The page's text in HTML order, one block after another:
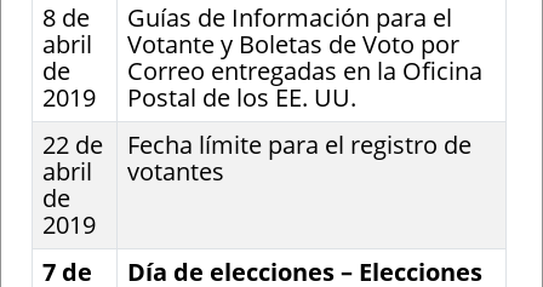
8 de
abril
de
2019
Guías de Información para el
Votante y Boletas de Voto por
Correo entregadas en la Oficina
Postal de los EE. UU.
22 de
abril
de
2019
Fecha límite para el registro de
votantes
7 de
Día de elecciones – Elecciones